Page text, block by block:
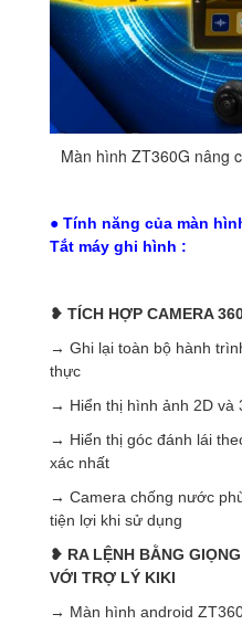
Màn hình ZT360G nâng
● Tính năng của màn
Tắt máy ghi hình :
❥ TÍCH HỢP CAMERA
→ Ghi lại toàn bộ hành
thực
→ Hiển thị hình ảnh 2D và
→ Hiển thị góc đánh lái
xác nhất
→ Camera chống nước
tiện lợi khi sử dụng
❥ RA LỆNH BẰNG
VỚI TRỢ LÝ KIKI
→ Màn hình android